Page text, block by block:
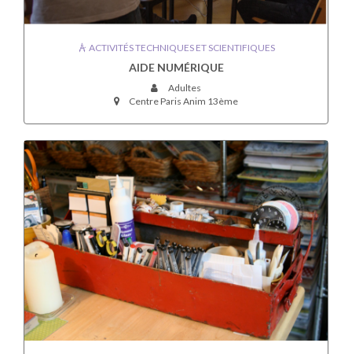
ACTIVITÉS TECHNIQUES ET SCIENTIFIQUES
AIDE NUMÉRIQUE
Adultes
Centre Paris Anim 13ème